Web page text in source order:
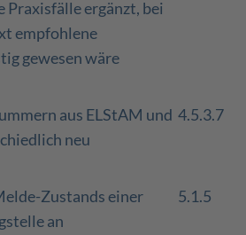
Praxisfälle ergänzt, bei
empfohlene
gewesen wäre
aus ELStAM und
neu
4.5.3.7
Zustands einer
an
5.1.5